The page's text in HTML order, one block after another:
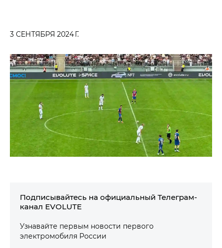
3 СЕНТЯБРЯ 2024 Г.
Подписывайтесь на официальный Телеграм-
канал EVOLUTE
Узнавайте первым новости первого
электромобиля России